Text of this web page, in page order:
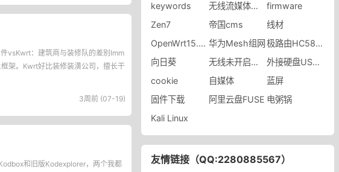
vsKwrt：建筑商与装修队的差别Imm
架。Kwrt好比装修装潢公司，擅长干
3周前 (07-19)
和旧版Kodexplorer，两个我都
keywords
无线流媒体音箱
firmware
Zen7
帝国cms
线材
OpenWrt15.05.1 华为Mesh组网
极路由HC5861B
向日葵
无线未开启或未关联
外接硬盘USB启动失败
cookie
自媒体
蓝屏
固件下载
阿里云盘FUSE 电粥锅
Kali Linux
友情链接（QQ:2280885567）